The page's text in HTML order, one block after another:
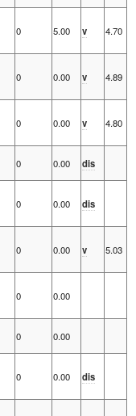
0 5.00 v 4.70
0 0.00 v 4.89
0 0.00 v 4.80
0 0.00
dis
0 0.00 dis
0 0.00 v 5.03
0 0.00
0
0.00
0 0.00 dis